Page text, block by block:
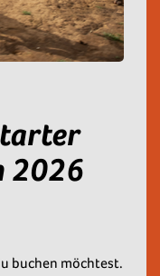
2026
buchen möchtest.